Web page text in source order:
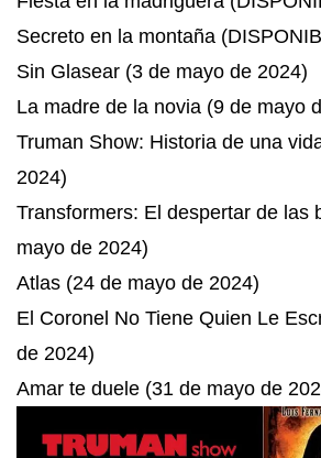
Secreto en la montaña
Sin Glasear (3 de mayo de 2024)
La madre de la novia (9 de mayo
Truman Show: Historia de una
2024)
Transformers: El despertar de las
mayo de 2024)
Atlas (24 de mayo de 2024)
El Coronel No Tiene Quien Le
de 2024)
Amar te duele (31 de mayo de